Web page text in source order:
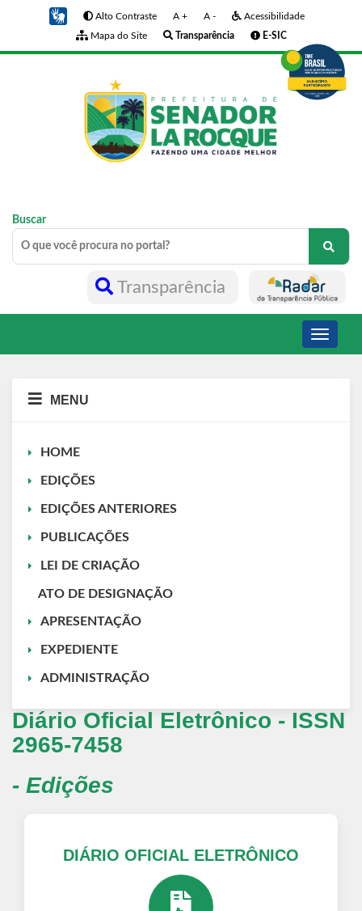
Alto Contraste A + A -
Acessibilidade
Mapa do Site
Transparência E-SIC
Buscar
Transparência
Toggle
MENU
HOME
EDIÇÕES
EDIÇÕES ANTERIORES
PUBLICAÇÕES
LEI DE CRIAÇÃO
ATO DE DESIGNAÇÃO
APRESENTAÇÃO
EXPEDIENTE
ADMINISTRAÇÃO
Diário Oficial Eletrônico - ISSN
2965-7458
- Edições
DIÁRIO OFICIAL ELETRÔNICO